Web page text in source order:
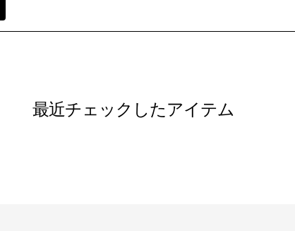
ローズコ
最近チェックしたアイテム